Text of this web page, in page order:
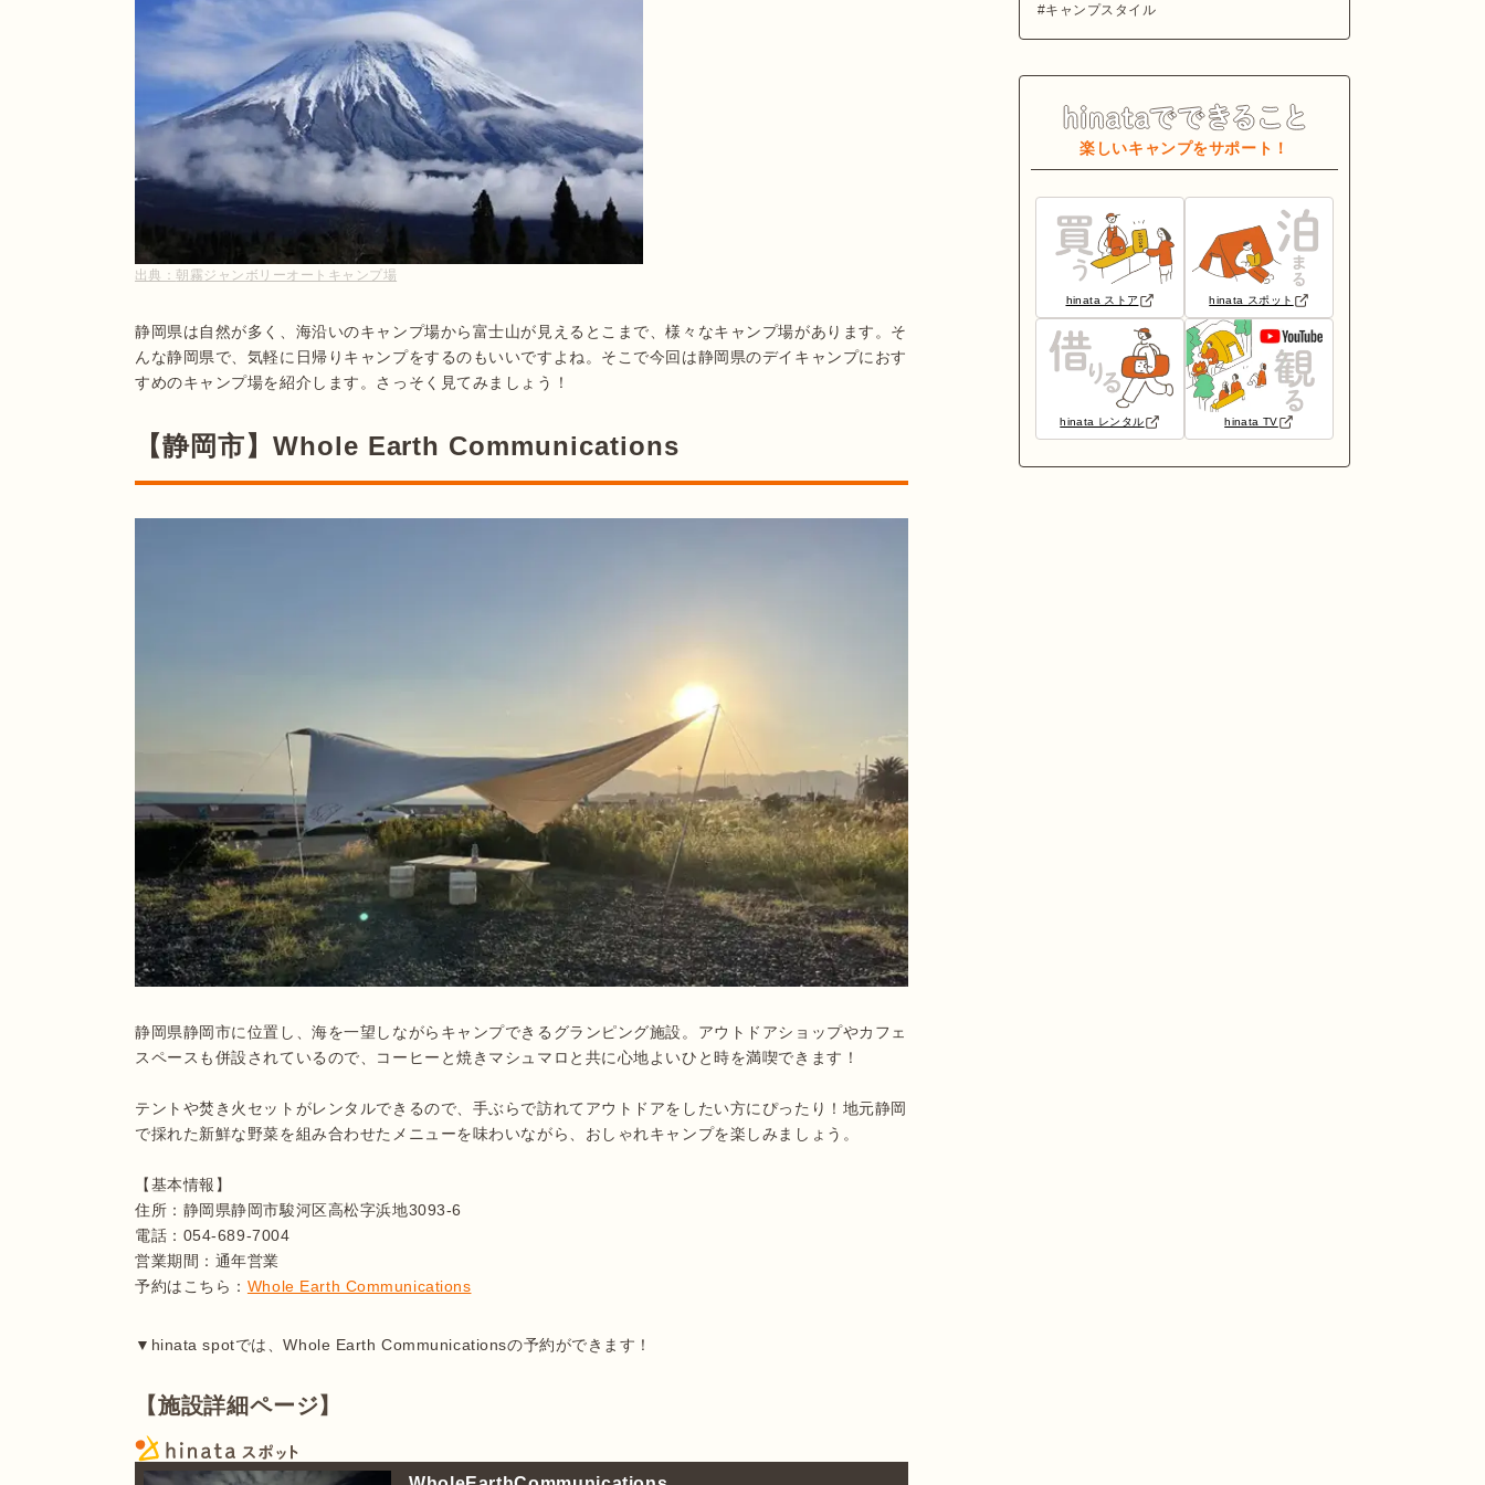
出典：朝霧ジャンボリーオートキャンプ場
静岡県は自然が多く、海沿いのキャンプ場から富士山が見えるとこまで、様々なキャンプ場があります。そ
んな静岡県で、気軽に日帰りキャンプをするのもいいですよね。そこで今回は静岡県のデイキャンプにおす
すめのキャンプ場を紹介します。さっそく見てみましょう！
【静岡市】Whole Earth Communications
静岡県静岡市に位置し、海を一望しながらキャンプできるグランピング施設。アウトドアショップやカフェ
スペースも併設されているので、コーヒーと焼きマシュマロと共に心地よいひと時を満喫できます！
テントや焚き火セットがレンタルできるので、手ぶらで訪れてアウトドアをしたい方にぴったり！地元静岡
で採れた新鮮な野菜を組み合わせたメニューを味わいながら、おしゃれキャンプを楽しみましょう。
【基本情報】
住所：静岡県静岡市駿河区高松字浜地3093-6
電話：054-689-7004
営業期間：通年営業
予約はこちら： Whole Earth Communications
【施設詳細ページ】
キャンプスタイル
楽しいキャンプをサポート！
hinata ストア hinata スポット
hinata レンタル hinata TV